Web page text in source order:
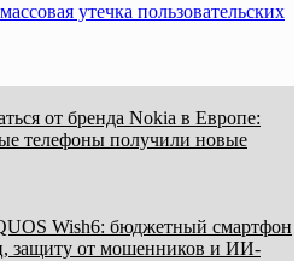
утечка пользовательских
от бренда Nokia в Европе:
телефоны получили новые
Wish6: бюджетный смартфон
защиту от мошенников и ИИ-